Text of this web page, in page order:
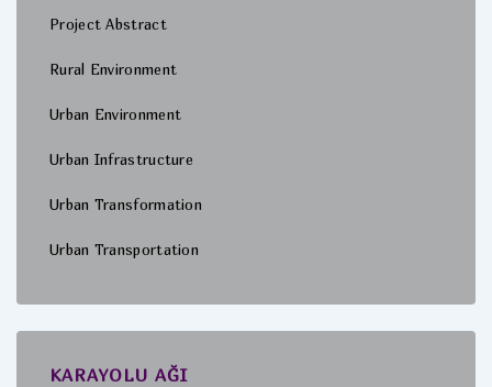
Project Abstract
Rural Environment
Urban Environment
Urban Infrastructure
Urban Transformation
Urban Transportation
KARAYOLU AĞI